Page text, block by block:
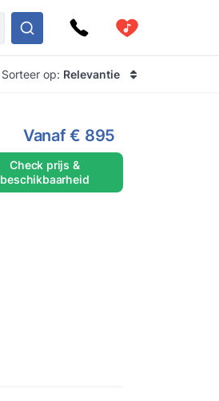
Sorteer op: Relevantie
Vanaf€ 895
Check prijs &
beschikbaarheid